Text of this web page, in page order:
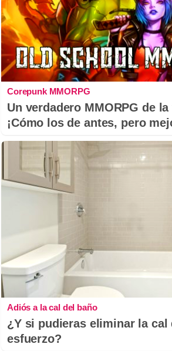
Corepunk MMORPG
Un verdadero MMORPG de
¡Cómo los de antes, pero
Adiós a la cal del baño
¿Y si pudieras eliminar la cal
esfuerzo?